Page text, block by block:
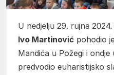
U nedjelju 29. rujna
Ivo Martinović pohodio
Mandića u Požegi i
predvodio euharistijsko